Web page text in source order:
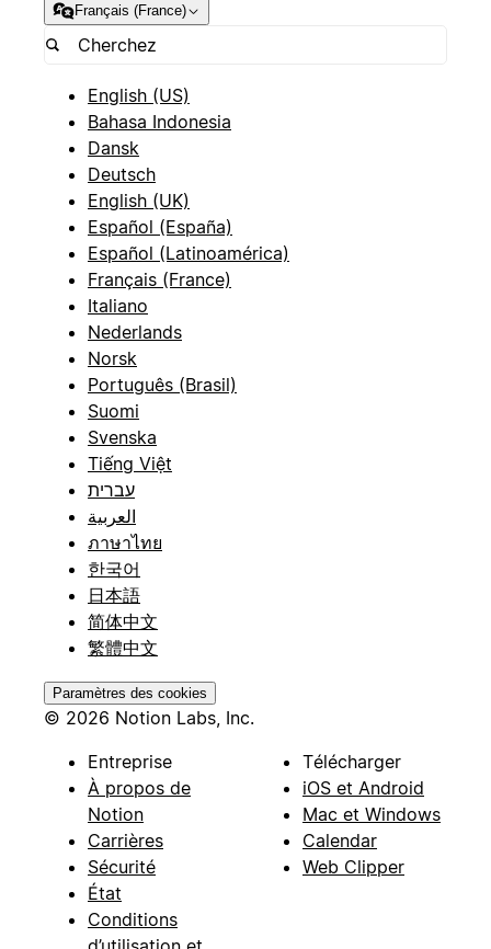
Français (France)
English (US)
Bahasa Indonesia
Dansk
Deutsch
English (UK)
Español (España)
Español (Latinoamérica)
Français (France)
Italiano
Nederlands
Norsk
Português (Brasil)
Suomi
Svenska
Tiếng Việt
עברית
العربية
ภาษาไทย
한국어
日本語
简体中文
繁體中文
Paramètres des cookies
© 2026 Notion Labs, Inc.
Entreprise
À propos de
Notion
Carrières
Sécurité
État
Conditions
Télécharger
iOS et Android
Mac et Windows
Calendar
Web Clipper